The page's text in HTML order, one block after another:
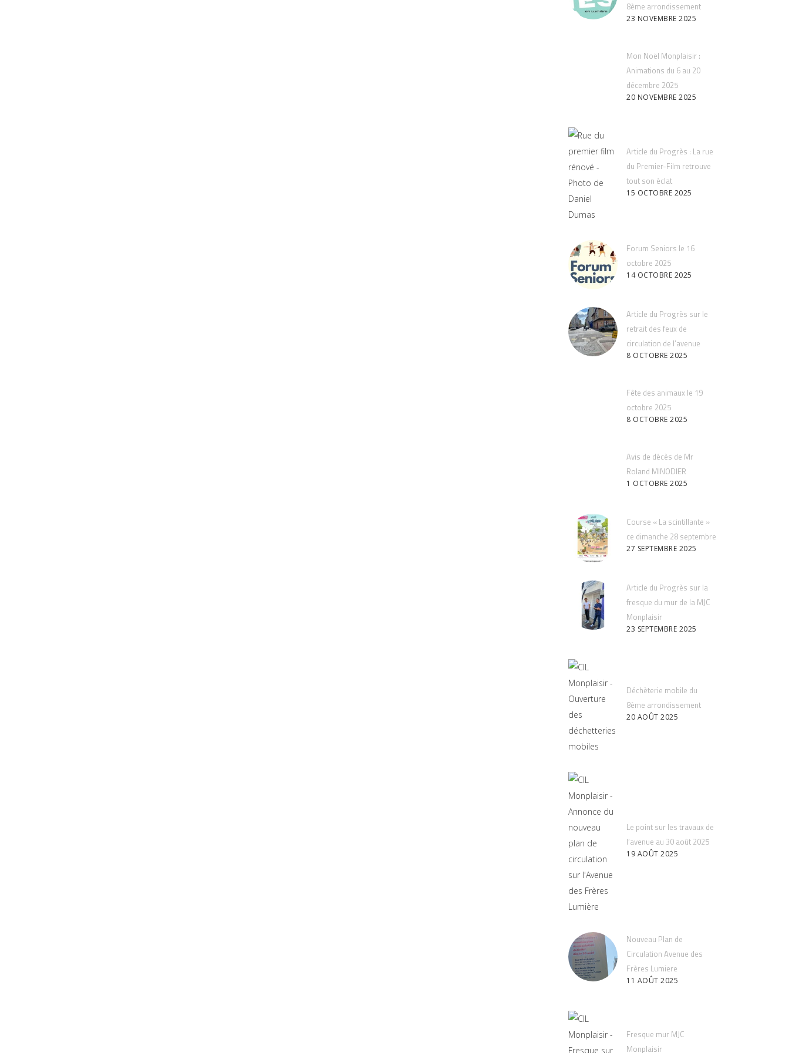
8ème arrondissement
23 NOVEMBRE 2025
Mon Noël Monplaisir :
Animations du 6 au 20
décembre 2025
20 NOVEMBRE 2025
Article du Progrès : La rue
du Premier-Film retrouve
tout son éclat
15 OCTOBRE 2025
Forum Seniors le 16
octobre 2025
14 OCTOBRE 2025
Article du Progrès sur le
retrait des feux de
circulation de l’avenue
8 OCTOBRE 2025
Fête des animaux le 19
octobre 2025
8 OCTOBRE 2025
Avis de décès de Mr
Roland MINODIER
1 OCTOBRE 2025
Course « La scintillante »
ce dimanche 28 septembre
27 SEPTEMBRE 2025
Article du Progrès sur la
fresque du mur de la MJC
Monplaisir
23 SEPTEMBRE 2025
Déchèterie mobile du
8ème arrondissement
20 AOÛT 2025
Le point sur les travaux de
l’avenue au 30 août 2025
19 AOÛT 2025
Nouveau Plan de
Circulation Avenue des
Frères Lumiere
11 AOÛT 2025
Fresque mur MJC
Monplaisir